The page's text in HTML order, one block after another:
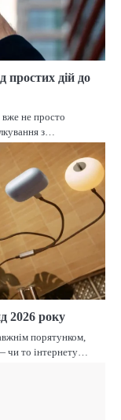
простих дій до
не просто
з…
2026 року
порятунком,
чи то інтернету…